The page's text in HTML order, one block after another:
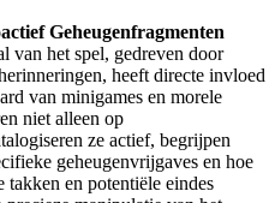
Geheugenfragmenten
van het spel, gedreven door
heeft directe invloed
van minigames en morele
niet alleen op
ze actief, begrijpen
geheugenvrijgaves en hoe
takken en potentiële eindes